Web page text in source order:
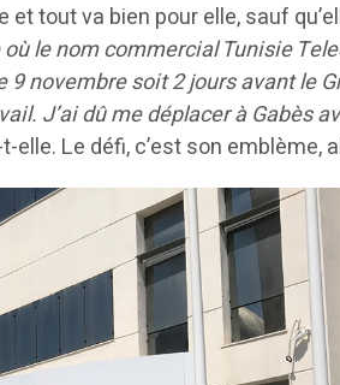
tout va bien pour elle, sauf
où le nom commercial Tunisie
9 novembre soit 2 jours avant le
J’ai dû me déplacer à
elle. Le défi, c’est son